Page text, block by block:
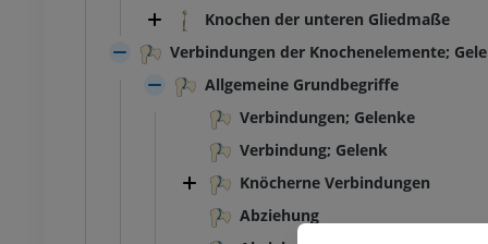
Knochen der unteren Gliedmaße
Verbindungen der Knochenelemente;
Allgemeine Grundbegriffe
Verbindungen; Gelenke
Verbindung; Gelenk
Knöcherne Verbindungen
Abziehung
SPRUNGGELENK-FUSS
Fußwurzel-MRT
MRT
PREMIUM